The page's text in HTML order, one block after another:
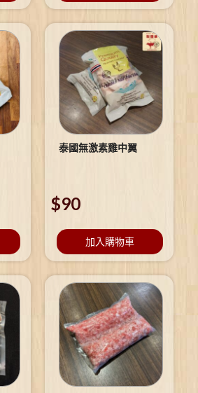
泰國無激素雞中翼
$90
加入購物車